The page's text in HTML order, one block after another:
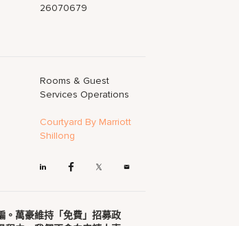
26070679
Rooms & Guest
Services Operations
Courtyard By Marriott
Shillong
。萬豪維持「免費」招募政